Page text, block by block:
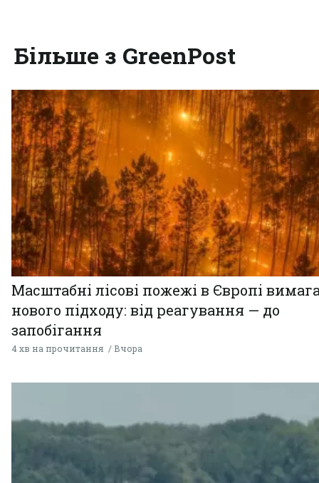
Більше з GreenPost
Масштабні лісові пожежі в Європі
нового підходу: від реагування — до
запобігання
4 хв на прочитання Вчора